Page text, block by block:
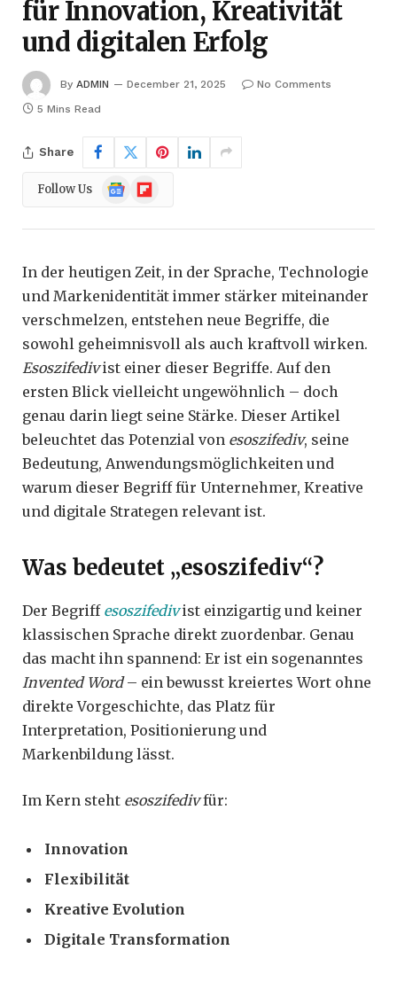
für Innovation, Kreativität
und digitalen Erfolg
By ADMIN December 21, 2025
No Comments
5 Mins Read
Share
Follow Us
Google
News
Flipboard
In der heutigen Zeit, in der Sprache, Technologie
und Markenidentität immer stärker miteinander
verschmelzen, entstehen neue Begriffe, die
sowohl geheimnisvoll als auch kraftvoll wirken.
Esoszifedivist einer dieser Begriffe. Auf den
ersten Blick vielleicht ungewöhnlich – doch
genau darin liegt seine Stärke. Dieser Artikel
beleuchtet das Potenzial von esoszifediv, seine
Bedeutung, Anwendungsmöglichkeiten und
warum dieser Begriff für Unternehmer, Kreative
und digitale Strategen relevant ist.
Was bedeutet „esoszifediv“?
Der Begriff esoszifediv ist einzigartig und keiner
klassischen Sprache direkt zuordenbar. Genau
das macht ihn spannend: Er ist ein sogenanntes
Invented Word– ein bewusst kreiertes Wort ohne
direkte Vorgeschichte, das Platz für
Interpretation, Positionierung und
Markenbildung lässt.
Im Kern steht esoszifedivfür:
Innovation
Flexibilität
Kreative Evolution
Digitale Transformation